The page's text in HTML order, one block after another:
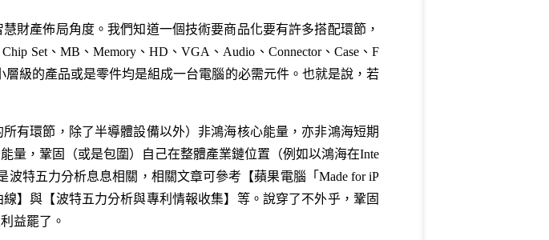
財產佈局角度。我們知道一個技術要商品化要有許多搭配環節，
Set、MB、Memory、HD、VGA、Audio、Connector、Case、F
層級的產品或是零件均是組成一台電腦的必需元件。也就是說，若
有環節，除了半導體設備以外）非鴻海核心能量，亦非鴻海短期
量，鞏固（或是包圍）自己在整體產業鏈位置（例如以鴻海在Inte
波特五力分析息息相關，相關文章可參考【蘋果電腦「Made for iP
線】與【波特五力分析與專利情報收集】等。說穿了不外乎，鞏固
益罷了。